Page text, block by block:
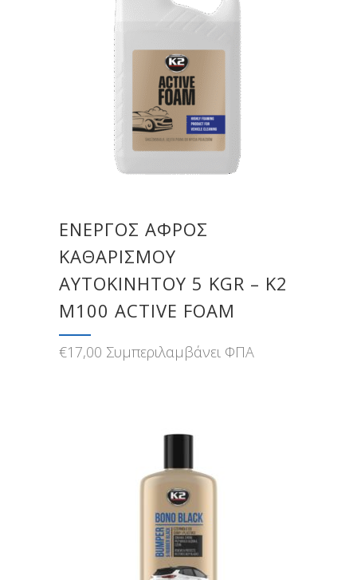
ΕΝΕΡΓΟΣ ΑΦΡΟΣ
ΚΑΘΑΡΙΣΜΟΥ
ΑΥΤΟΚΙΝΗΤΟΥ 5 KGR – K2
M100 ACTIVE FOAM
€17,00 Συμπεριλαμβάνει ΦΠΑ